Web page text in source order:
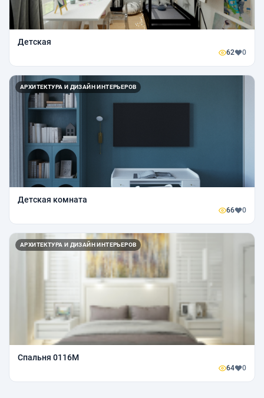
Детская
62 0
АРХИТЕКТУРА И ДИЗАЙН ИНТЕРЬЕРОВ
Детская комната
66 0
АРХИТЕКТУРА И ДИЗАЙН ИНТЕРЬЕРОВ
Спальня 0116М
64 0